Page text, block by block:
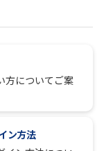
方についてご案
ン方法